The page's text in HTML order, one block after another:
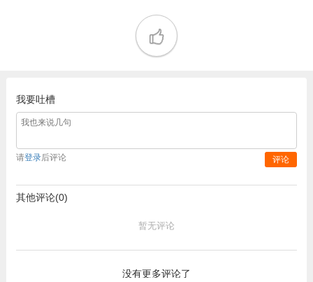
我要吐槽
请登录后评论 评论
其他评论(0)
暂无评论
没有更多评论了